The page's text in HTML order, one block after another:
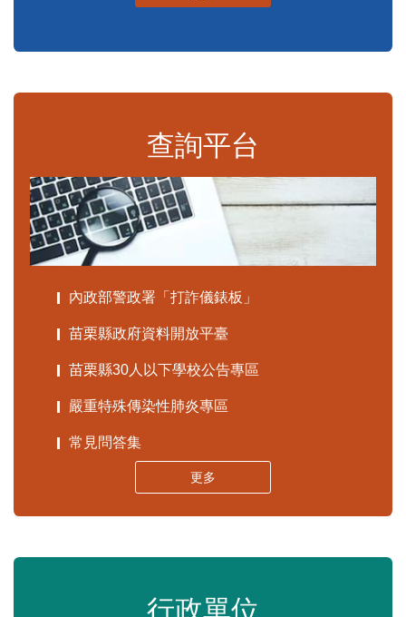
查詢平台
內政部警政署「打詐儀錶板」
苗栗縣政府資料開放平臺
苗栗縣30人以下學校公告專區
嚴重特殊傳染性肺炎專區
常見問答集
更多
行政單位